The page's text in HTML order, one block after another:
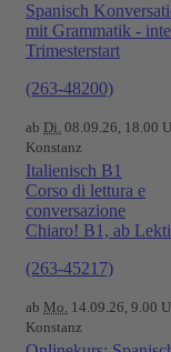
Spanisch
mit Grammatik -
Trimesterstart
(263-48200)
ab Di. 08.09.26, 18.00
Konstanz
Italienisch B1
Corso di lettura e
conversazione
Chiaro! B1, ab
(263-45217)
ab Mo. 14.09.26, 9.00
Konstanz